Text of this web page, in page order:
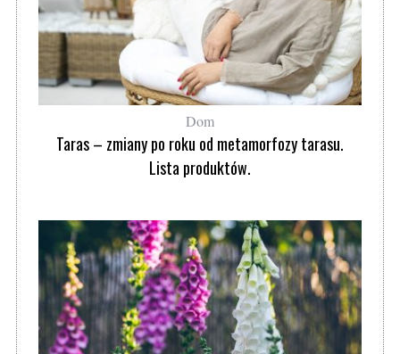
Dom
Taras – zmiany po roku od metamorfozy tarasu.
Lista produktów.